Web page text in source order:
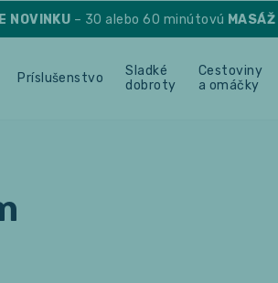
NOVINKU – 30 alebo 60 minútovú MASÁŽ
Príslušenstvo
Sladké
dobroty
Cestoviny
a omáčky